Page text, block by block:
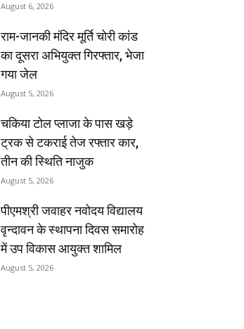
August 6, 2026
राम-जानकी मंदिर मूर्ति चोरी कांड
का दूसरा अभियुक्त गिरफ्तार, भेजा
गया जेल
August 5, 2026
चकिया टोल प्लाजा के पास खड़े
ट्रक से टकराई तेज रफ्तार कार,
तीन की स्थिति नाजुक
August 5, 2026
पीएमश्री जवाहर नवोदय विद्यालय
वृन्दावन के स्थापना दिवस समारोह
में उप विकास आयुक्त शामिल
August 5, 2026